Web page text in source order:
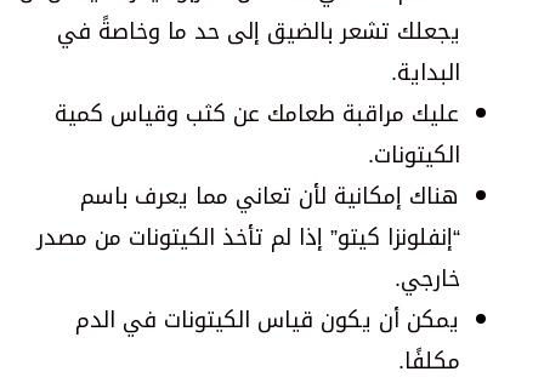
يجعلك تشعر بالضيق إلى حد ما وخاصةً في
البداية.
عليك مراقبة طعامك عن كثب وقياس كمية
الكيتونات.
هناك إمكانية لأن تعاني مما يعرف باسم
“إنفلونزا كيتو” إذا لم تأخذ الكيتونات من مصدر
خارجي.
يمكن أن يكون قياس الكيتونات في الدم
مكلفًا.